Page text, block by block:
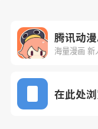
下一话
腾讯动
海量漫画 新
在此处